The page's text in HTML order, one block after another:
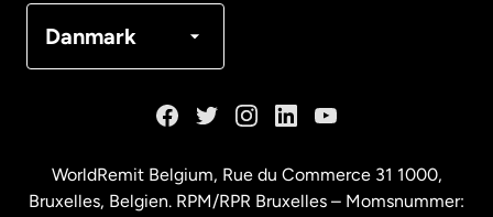
Danmark
WorldRemit Belgium, Rue du Commerce 31 1000,
Bruxelles, Belgien. RPM/RPR Bruxelles – Momsnummer: